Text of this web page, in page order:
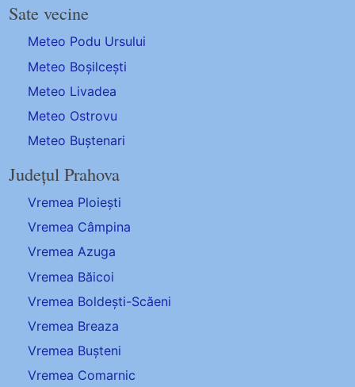
Sate vecine
Meteo Podu Ursului
Meteo Boșilcești
Meteo Livadea
Meteo Ostrovu
Meteo Buștenari
Județul Prahova
Vremea Ploiești
Vremea Câmpina
Vremea Azuga
Vremea Băicoi
Vremea Boldești-Scăeni
Vremea Breaza
Vremea Bușteni
Vremea Comarnic